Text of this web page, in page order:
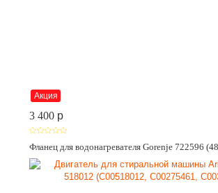
Акция
3 400 p
Фланец для водонагревателя Gorenje 722596